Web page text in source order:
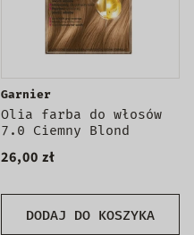
DODAJ DO KOSZYKA
Garnier
Olia farba do włosów
7.0 Ciemny Blond
26,00 zł